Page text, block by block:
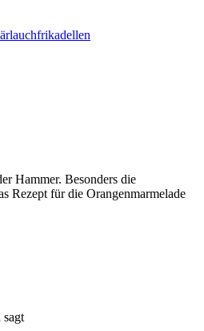
Hammer. Besonders die
Rezept für die Orangenmarmelade
sagt